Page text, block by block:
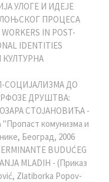
УЛОГЕ И ИДЕЈЕ
ПРОЦЕСА
WORKERS IN POST-
IDENTITIES
КУЛТУРНА
СОЦИЈАЛИЗМА ДО
ДРУШТВА:
СТОЈАНОВИЋА -
"Пропаст комунизма и
Београд, 2006
BUDUĆEG
MLADIH - (Приказ
Zlatiborka Popov-